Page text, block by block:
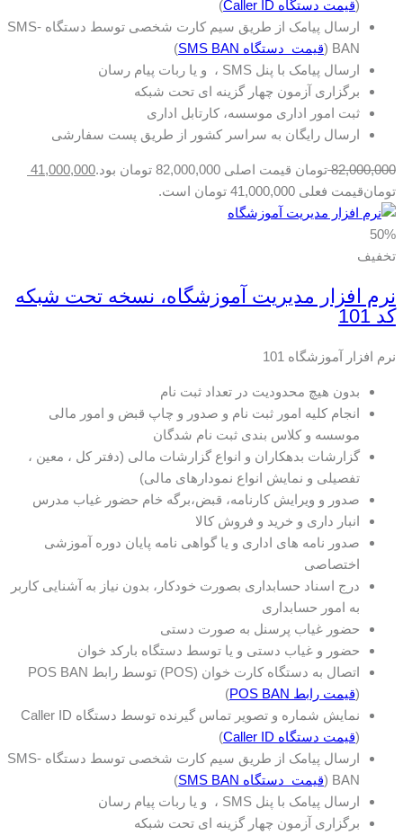
(قیمت دستگاه Caller ID
)
ارسال پیامک از طریق سیم کارت شخصی توسط دستگاه SMS-
BAN (
قیمت دستگاه SMS BAN
)
ارسال پیامک با پنل SMS ، و یا ربات پیام رسان
برگزاری آزمون چهار گزینه ای تحت شبکه
ثبت امور اداری موسسه، کارتابل اداری
ارسال رایگان به سراسر کشور از طریق پست سفارشی
82,000,000 تومان قیمت اصلی 82,000,000 تومان بود.
41,000,000
تومانقیمت فعلی 41,000,000 تومان است.
50%
تخفیف
نرم افزار مدیریت آموزشگاه، نسخه تحت شبکه
کد 101
نرم افزار آموزشگاه 101
بدون هیچ محدودیت در تعداد ثبت نام
انجام کلیه امور ثبت نام و صدور و چاپ قبض و امور مالی
موسسه و کلاس بندی ثبت نام شدگان
گزارشات بدهکاران و انواع گزارشات مالی (دفتر کل ، معین ،
تفصیلی و نمایش انواع نمودارهای مالی)
صدور و ویرایش کارنامه، قبض،برگه خام حضور غیاب مدرس
انبار داری و خرید و فروش کالا
صدور نامه های اداری و یا گواهی نامه پایان دوره آموزشی
اختصاصی
درج اسناد حسابداری بصورت خودکار، بدون نیاز به آشنایی کاربر
به امور حسابداری
حضور غیاب پرسنل به صورت دستی
حضور و غیاب دستی و یا توسط دستگاه بارکد خوان
اتصال به دستگاه کارت خوان (POS) توسط رابط POS BAN
(قیمت رابط POS BAN
)
نمایش شماره و تصویر تماس گیرنده توسط دستگاه Caller ID
(قیمت دستگاه Caller ID
)
ارسال پیامک از طریق سیم کارت شخصی توسط دستگاه SMS-
BAN (
قیمت دستگاه SMS BAN
)
ارسال پیامک با پنل SMS ، و یا ربات پیام رسان
برگزاری آزمون چهار گزینه ای تحت شبکه